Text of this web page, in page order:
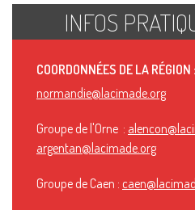
INFOS
COORDONNÉES DE LA RÉGION :
normandie@lacimade.org
Groupe de l'Orne :
argentan@lacimade.org
Groupe de Caen :